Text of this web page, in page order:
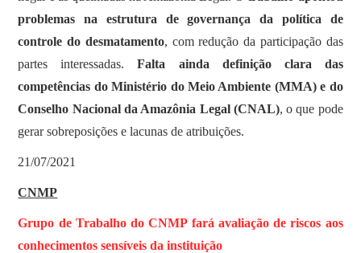
problemas na estrutura de governança da política de
controle do desmatamento, com redução da participação das
partes interessadas. Falta ainda definição clara das
competências do Ministério do Meio Ambiente (MMA) e do
Conselho Nacional da Amazônia Legal (CNAL), o que pode
gerar sobreposições e lacunas de atribuições.
21/07/2021
CNMP
Grupo de Trabalho do CNMP fará avaliação de riscos aos
conhecimentos sensíveis da instituição